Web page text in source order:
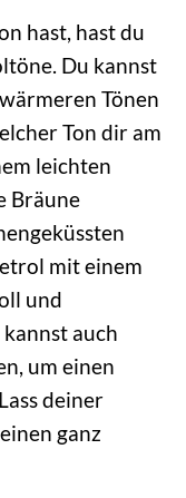
hast, hast du
Du kannst
Tönen
Ton dir am
leichten
Bräune
mit einem
und
auch
um einen
deiner
ganz